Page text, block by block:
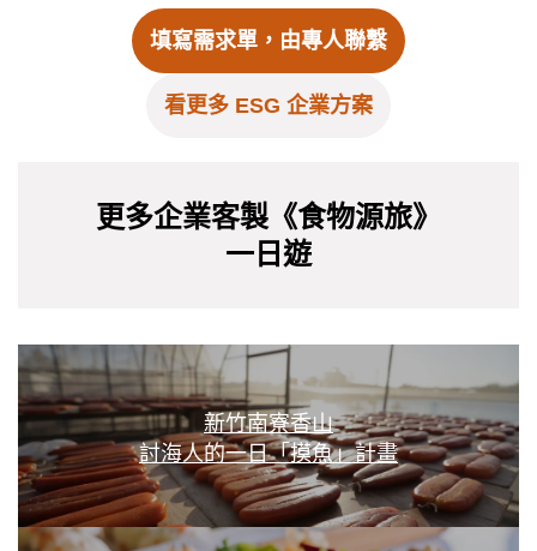
填寫需求單，由專人聯繫
看更多 ESG 企業方案
更多企業客製《食物源旅》
一日遊
新竹南寮香山
討海人的一日「摸魚」計畫